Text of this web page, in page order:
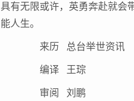
具有无限或许，英勇奔赴就会
能人生。
来历 总台举世资讯
编译 王琮
审阅 刘鹏